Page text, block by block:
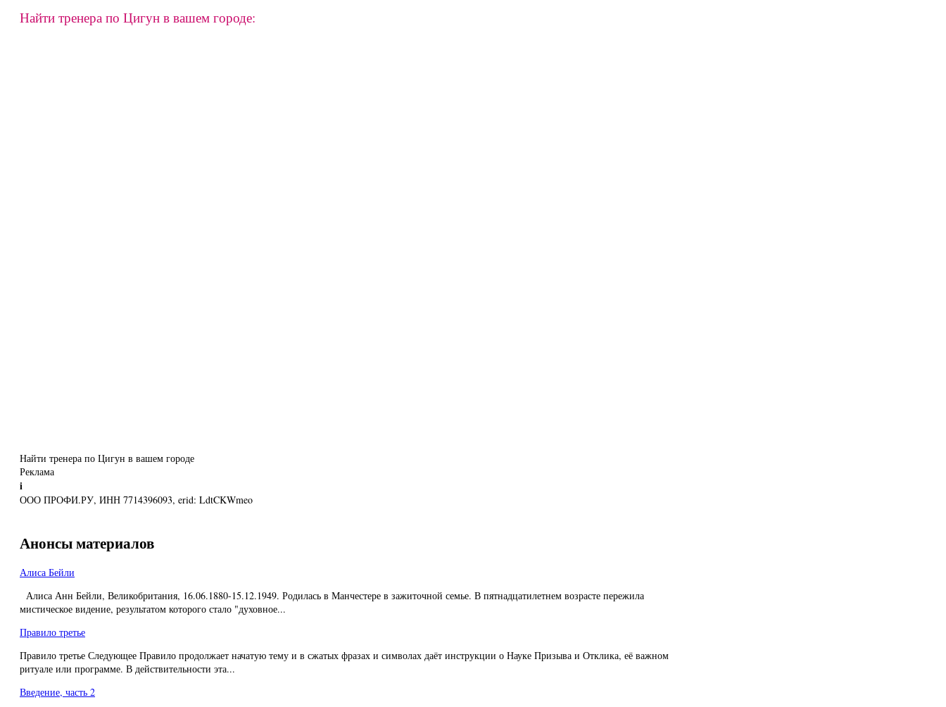
Найти тренера по Цигун в вашем городе:
Найти тренера по Цигун в вашем городе
Реклама
i
ООО ПРОФИ.РУ, ИНН 7714396093, erid: LdtCKWmeo
Анонсы материалов
Алиса Бейли
Алиса Анн Бейли, Великобритания, 16.06.1880-15.12.1949. Родилась в Манчестере в зажиточной семье. В пятнадцатилетнем возрасте пережила
мистическое видение, результатом которого стало "духовное...
Правило третье
Правило третье Следующее Правило продолжает начатую тему и в сжатых фразах и символах даёт инструкции о Науке Призыва и Отклика, её важном
ритуале или программе. В действительности эта...
Введение, часть 2